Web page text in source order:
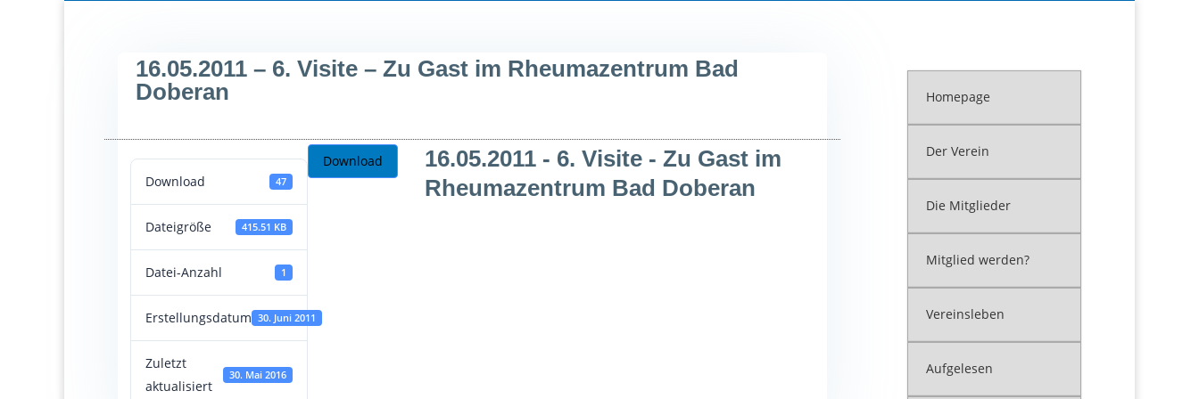
16.05.2011 – 6. Visite – Zu Gast im Rheumazentrum Bad
Doberan
Download
Download
47
Dateigröße 415.51 KB
Datei-Anzahl 1
Erstellungsdatum 30. Juni 2011
Zuletzt
aktualisiert
30. Mai 2016
16.05.2011 - 6. Visite - Zu Gast im
Rheumazentrum Bad Doberan
Homepage
Der Verein
Die Mitglieder
Mitglied werden?
Vereinsleben
Aufgelesen